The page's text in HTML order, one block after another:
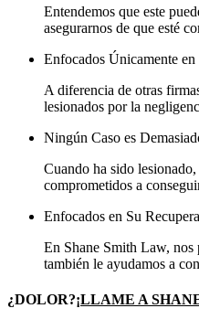
Entendemos que este
asegurarnos de que esté
Enfocados Únicamente en
A diferencia de otras
lesionados por la
Ningún Caso es
Cuando ha sido
comprometidos a
Enfocados en Su
En Shane Smith Law, nos
también le ayudamos a
¿DOLOR?¡LLAME A